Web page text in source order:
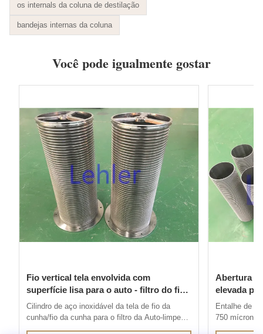
os internals da coluna de destilação
bandejas internas da coluna
Você pode igualmente gostar
Fio vertical tela envolvida com
superfície lisa para o auto - filtro do fio
da limpeza
Cilindro de aço inoxidável da tela de fio da
cunha/fio da cunha para o filtro da Auto-limpeza
1. A tela de fio de aço inoxidável da cunha é
Abertura
elevada
de fio
Entalhe de
750 mícrons
de fio de V é